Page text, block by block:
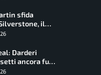
sfida
il
gli orari
Darderi
ancora fuori